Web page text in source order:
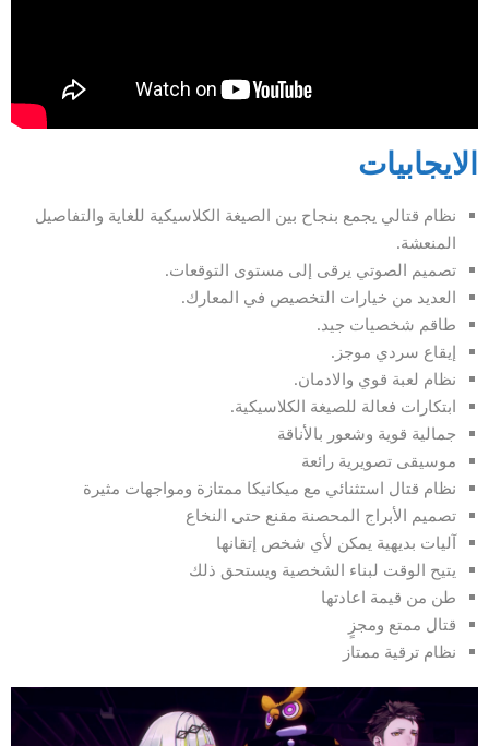
الايجابيات
نظام قتالي يجمع بنجاح بين الصيغة الكلاسيكية للغاية والتفاصيل
المنعشة.
تصميم الصوتي يرقى إلى مستوى التوقعات.
العديد من خيارات التخصيص في المعارك.
طاقم شخصيات جيد.
إيقاع سردي موجز.
نظام لعبة قوي والادمان.
ابتكارات فعالة للصيغة الكلاسيكية.
جمالية قوية وشعور بالأناقة
موسيقى تصويرية رائعة
نظام قتال استثنائي مع ميكانيكا ممتازة ومواجهات مثيرة
تصميم الأبراج المحصنة مقنع حتى النخاع
آليات بديهية يمكن لأي شخص إتقانها
يتيح الوقت لبناء الشخصية ويستحق ذلك
طن من قيمة اعادتها
قتال ممتع ومجزٍ
نظام ترقية ممتاز